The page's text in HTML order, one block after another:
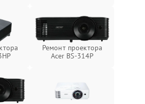
Ремонт проектора
Acer BS-314P